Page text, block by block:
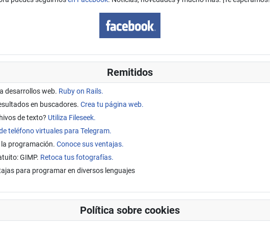
Remitidos
desarrollos web. Ruby on Rails.
en buscadores. Crea tu página web.
de texto? Utiliza Fileseek.
teléfono virtuales para Telegram.
programación. Conoce sus ventajas.
GIMP. Retoca tus fotografías.
para programar en diversos lenguajes
Política sobre cookies